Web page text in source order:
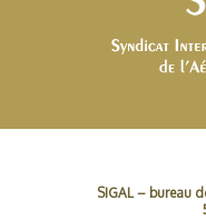
SIGAL – bureau